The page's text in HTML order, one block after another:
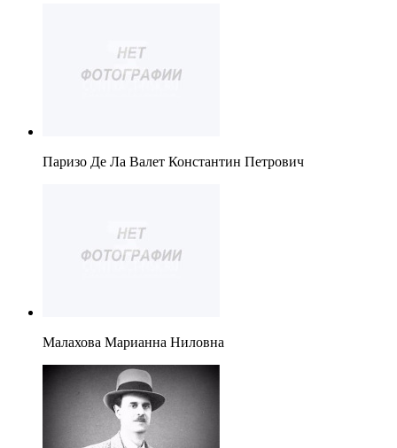
Паризо Де Ла Валет Константин Петрович
Малахова Марианна Ниловна